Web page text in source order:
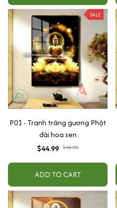
SALE
P01 - Tranh tráng gương Phật
đài hoa sen
$44.99 $48.00
ADD TO CART